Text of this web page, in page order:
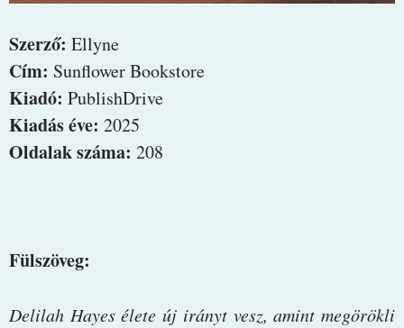
Szerző: Ellyne
Cím: Sunflower Bookstore
Kiadó: PublishDrive
Kiadás éve: 2025
Oldalak száma: 208
Fülszöveg:
Delilah Hayes élete új irányt vesz, amint megörökli